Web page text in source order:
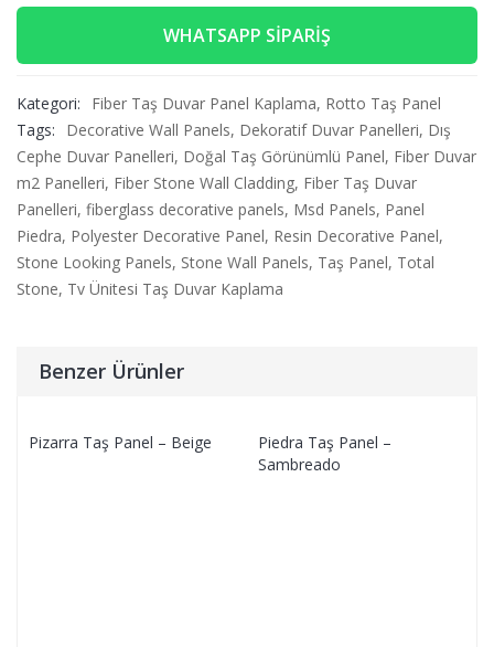
WHATSAPP SIPARIŞ
Kategori: Fiber Taş Duvar Panel Kaplama, Rotto Taş Panel
Tags:
Decorative Wall Panels, Dekoratif Duvar Panelleri, Dış
Cephe Duvar Panelleri, Doğal Taş Görünümlü Panel, Fiber Duvar
m2 Panelleri, Fiber Stone Wall Cladding, Fiber Taş Duvar
Panelleri, fiberglass decorative panels, Msd Panels, Panel
Piedra, Polyester Decorative Panel, Resin Decorative Panel,
Stone Looking Panels, Stone Wall Panels, Taş Panel, Total
Stone, Tv Ünitesi Taş Duvar Kaplama
Benzer Ürünler
Pizarra Taş Panel – Beige
Piedra Taş Panel –
Sambreado